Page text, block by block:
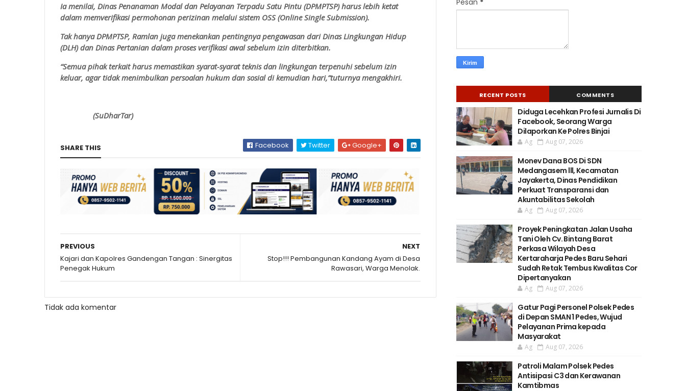
Ia menilai, Dinas Penanaman Modal dan Pelayanan Terpadu Satu Pintu (DPMPTSP) harus lebih ketat
dalam memverifikasi permohonan perizinan melalui sistem OSS (Online Single Submission).
Tak hanya DPMPTSP, Ramlan juga menekankan pentingnya pengawasan dari Dinas Lingkungan Hidup
(DLH) dan Dinas Pertanian dalam proses verifikasi awal sebelum izin diterbitkan.
“Semua pihak terkait harus memastikan syarat-syarat teknis dan lingkungan terpenuhi sebelum izin
keluar, agar tidak menimbulkan persoalan hukum dan sosial di kemudian hari,”tuturnya mengakhiri.
(SuDharTar)
SHARE THIS Facebook Twitter Google+
NEXT
Stop!!! Pembangunan Kandang Ayam di Desa
Rawasari, Warga Menolak.
PREVIOUS
Kajari dan Kapolres Gandengan Tangan : Sinergitas
Penegak Hukum
Tidak ada komentar
Pesan *
RECENT POSTS COMMENTS
Diduga Lecehkan Profesi Jurnalis Di
Facebook, Seorang Warga
Dilaporkan Ke Polres Binjai
Ag Aug 07, 2026
Monev Dana BOS Di SDN
Medangasem lll, Kecamatan
Jayakerta, Dinas Pendidikan
Perkuat Transparansi dan
Akuntabilitas Sekolah
Ag Aug 07, 2026
Proyek Peningkatan Jalan Usaha
Tani Oleh Cv. Bintang Barat
Perkasa Wilayah Desa
Kertaraharja Pedes Baru Sehari
Sudah Retak Tembus Kwalitas Cor
Dipertanyakan
Ag Aug 07, 2026
Gatur Pagi Personel Polsek Pedes
di Depan SMAN 1 Pedes, Wujud
Pelayanan Prima kepada
Masyarakat
Ag Aug 07, 2026
Patroli Malam Polsek Pedes
Antisipasi C3 dan Kerawanan
Kamtibmas